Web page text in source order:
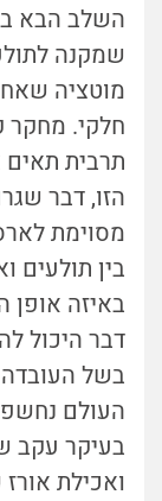
השלב הבא
שמקנה
מוטציה
חלקי. מחקר
תרבית תאים
הזו, דבר
מסוימת
בין תולעים
באיזה אופן
דבר היכול
בשל העובדה
העולם
בעיקר עקב
ואכילת